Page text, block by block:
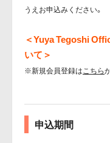
うえお申込みください。
＜Yuya Tegoshi
いて＞
※新規会員登録はこちら
申込期間